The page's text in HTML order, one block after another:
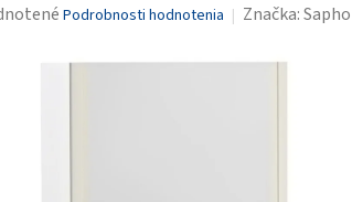
Podrobnosti hodnotenia Značka:Sapho